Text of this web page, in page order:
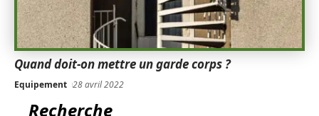
Quand doit-on mettre un garde corps ?
Equipement 28 avril 2022
Recherche